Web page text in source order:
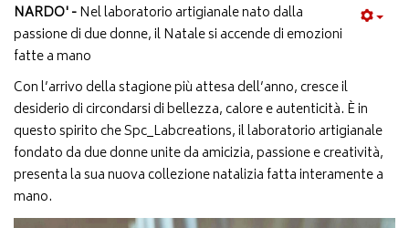
NARDO' -Nel laboratorio artigianale nato dalla
passione di due donne, il Natale si accende di emozioni
fatte a mano
Con l’arrivo della stagione più attesa dell’anno, cresce il
desiderio di circondarsi di bellezza, calore e autenticità. È in
questo spirito che Spc_Labcreations, il laboratorio artigianale
fondato da due donne unite da amicizia, passione e creatività,
presenta la sua nuova collezione natalizia fatta interamente a
mano.